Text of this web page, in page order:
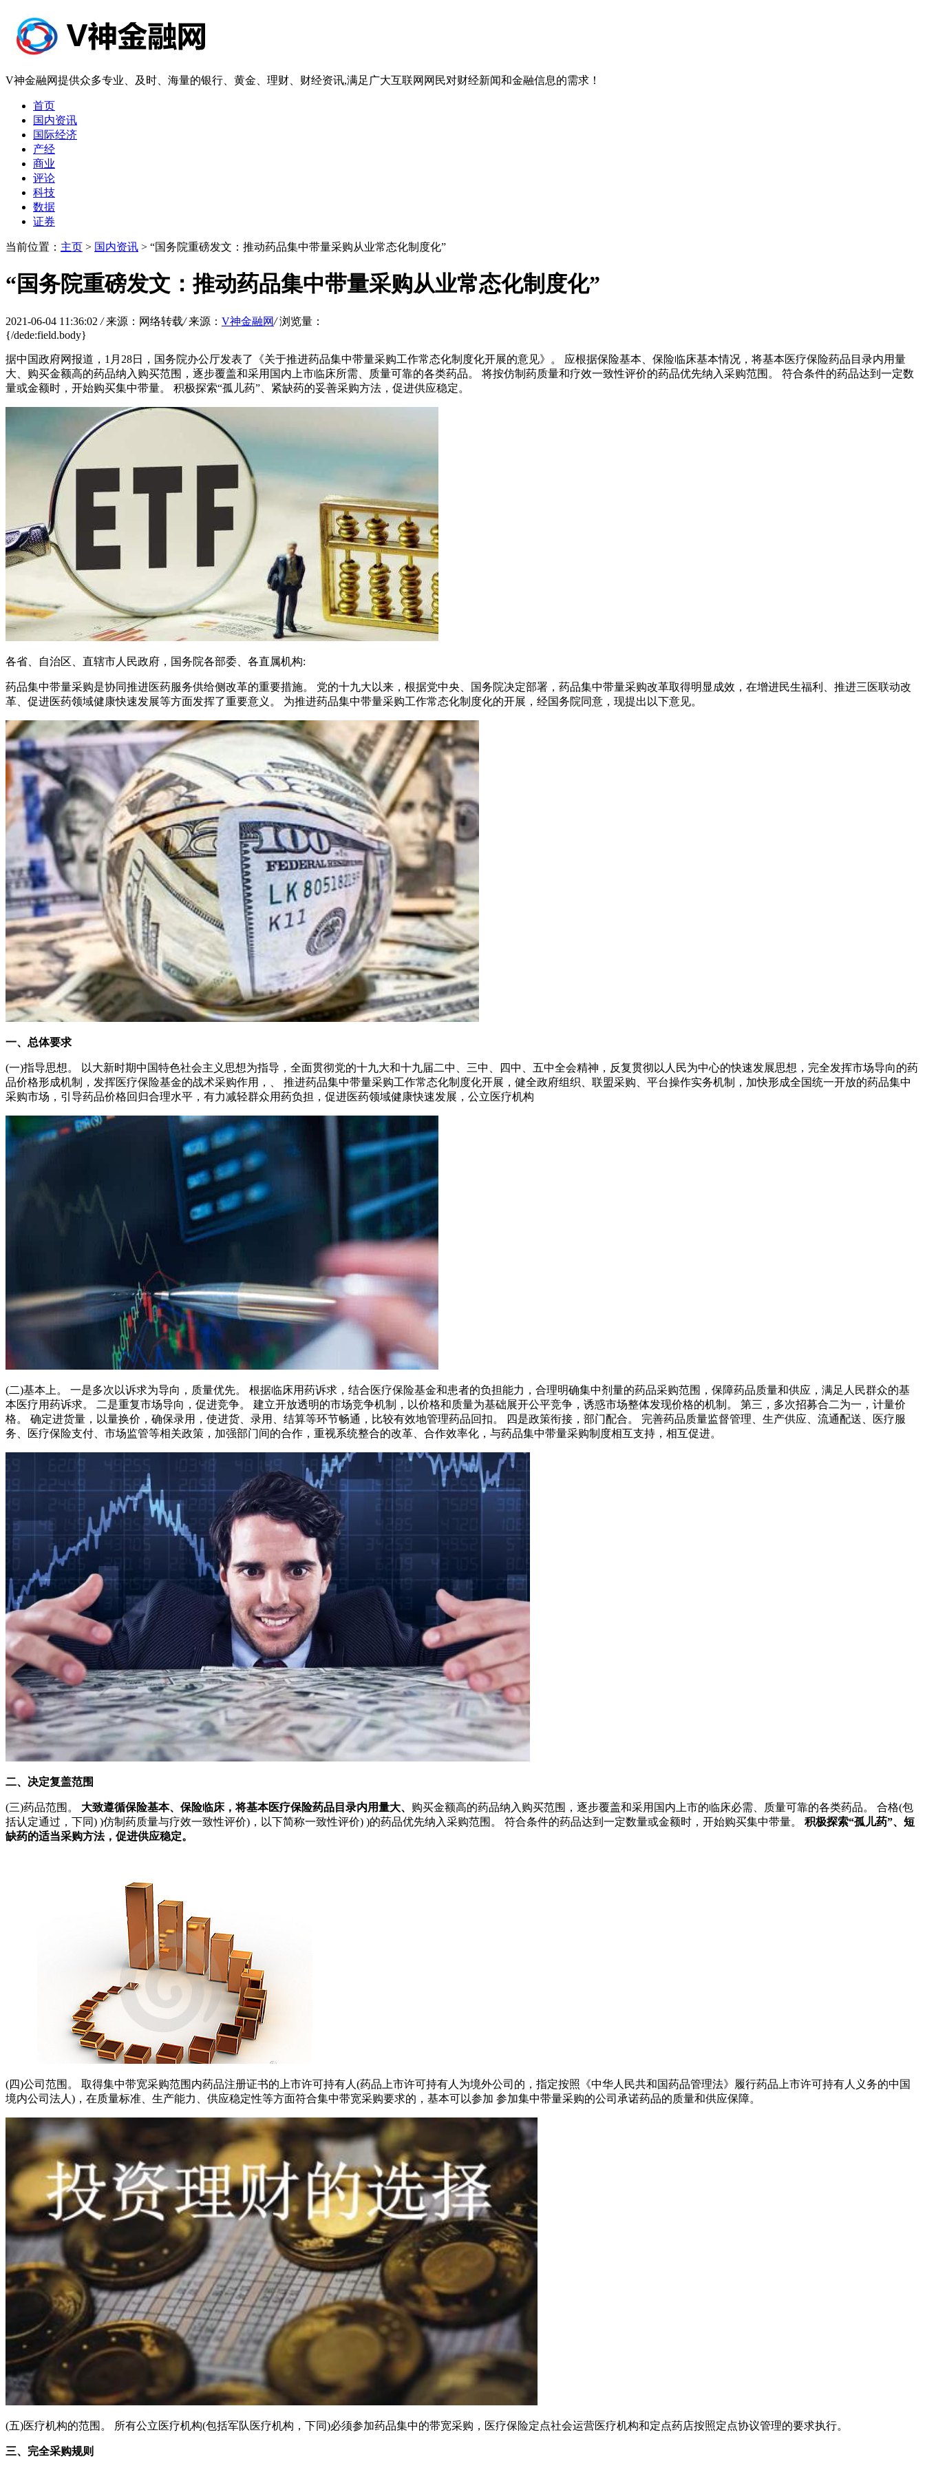
V神金融网提供众多专业、及时、海量的银行、黄金、理财、财经资讯,满足广大互联网网民对财经新闻和金融信息的需求！
首页
国内资讯
国际经济
产经
商业
评论
科技
数据
证券
当前位置： 主页 > 国内资讯 > “国务院重磅发文：推动药品集中带量采购从业常态化制度化”
“国务院重磅发文：推动药品集中带量采购从业常态化制度化”
2021-06-04 11:36:02 / 来源：网络转载/ 来源： V神金融网/ 浏览量：
{/dede:field.body}
据中国政府网报道，1月28日，国务院办公厅发表了《关于推进药品集中带量采购工作常态化制度化开展的意见》。 应根据保险基本、保险临床基本情况，将基本医疗保险药品目录内用量
大、购买金额高的药品纳入购买范围，逐步覆盖和采用国内上市临床所需、质量可靠的各类药品。 将按仿制药质量和疗效一致性评价的药品优先纳入采购范围。 符合条件的药品达到一定数
量或金额时，开始购买集中带量。 积极探索“孤儿药”、紧缺药的妥善采购方法，促进供应稳定。
各省、自治区、直辖市人民政府，国务院各部委、各直属机构:
药品集中带量采购是协同推进医药服务供给侧改革的重要措施。 党的十九大以来，根据党中央、国务院决定部署，药品集中带量采购改革取得明显成效，在增进民生福利、推进三医联动改
革、促进医药领域健康快速发展等方面发挥了重要意义。 为推进药品集中带量采购工作常态化制度化的开展，经国务院同意，现提出以下意见。
一、总体要求
(一)指导思想。 以大新时期中国特色社会主义思想为指导，全面贯彻党的十九大和十九届二中、三中、四中、五中全会精神，反复贯彻以人民为中心的快速发展思想，完全发挥市场导向的药
品价格形成机制，发挥医疗保险基金的战术采购作用，、 推进药品集中带量采购工作常态化制度化开展，健全政府组织、联盟采购、平台操作实务机制，加快形成全国统一开放的药品集中
采购市场，引导药品价格回归合理水平，有力减轻群众用药负担，促进医药领域健康快速发展，公立医疗机构
(二)基本上。 一是多次以诉求为导向，质量优先。 根据临床用药诉求，结合医疗保险基金和患者的负担能力，合理明确集中剂量的药品采购范围，保障药品质量和供应，满足人民群众的基
本医疗用药诉求。 二是重复市场导向，促进竞争。 建立开放透明的市场竞争机制，以价格和质量为基础展开公平竞争，诱惑市场整体发现价格的机制。 第三，多次招募合二为一，计量价
格。 确定进货量，以量换价，确保录用，使进货、录用、结算等环节畅通，比较有效地管理药品回扣。 四是政策衔接，部门配合。 完善药品质量监督管理、生产供应、流通配送、医疗服
务、医疗保险支付、市场监管等相关政策，加强部门间的合作，重视系统整合的改革、合作效率化，与药品集中带量采购制度相互支持，相互促进。
二、决定复盖范围
(三)药品范围。 大致遵循保险基本、保险临床，将基本医疗保险药品目录内用量大、 购买金额高的药品纳入购买范围，逐步覆盖和采用国内上市的临床必需、质量可靠的各类药品。 合格(包
括认定通过，下同) )仿制药质量与疗效一致性评价)，以下简称一致性评价) )的药品优先纳入采购范围。 符合条件的药品达到一定数量或金额时，开始购买集中带量。 积极探索“孤儿药”、短
缺药的适当采购方法，促进供应稳定。
(四)公司范围。 取得集中带宽采购范围内药品注册证书的上市许可持有人(药品上市许可持有人为境外公司的，指定按照《中华人民共和国药品管理法》履行药品上市许可持有人义务的中国
境内公司法人)，在质量标准、生产能力、供应稳定性等方面符合集中带宽采购要求的，基本可以参加 参加集中带量采购的公司承诺药品的质量和供应保障。
(五)医疗机构的范围。 所有公立医疗机构(包括军队医疗机构，下同)必须参加药品集中的带宽采购，医疗保险定点社会运营医疗机构和定点药店按照定点协议管理的要求执行。
三、完全采购规则